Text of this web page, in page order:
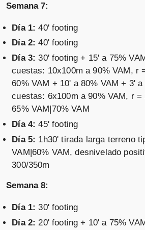
Semana 7:
Día 1: 40' footing
Día 2: 40' footing
Día 3: 30' footing + 15' a 75%
cuestas: 10x100m a 90% VAM, r
60% VAM + 10' a 80% VAM + 3' a
cuestas: 6x100m a 90% VAM, r
65% VAM|70% VAM
Día 4: 45' footing
Día 5: 1h30' tirada larga terreno
VAM|60% VAM, desnivelado
300/350m
Semana 8:
Día 1: 30' footing
Día 2: 20' footing + 10' a 75%